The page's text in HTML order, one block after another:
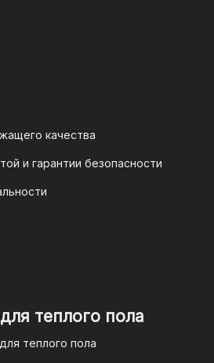
платежей (СПБ).
QR-код. Просто
российских
коду
После оформления
вам
код, который можно
банка. Это быстро,
качества
и гарантии безопасности
теплого пола
теплого пола